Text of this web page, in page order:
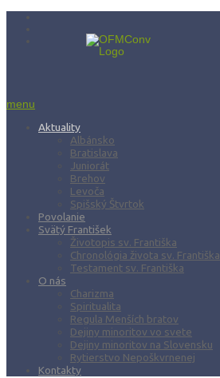
menu
Aktuality
Albánsko
Bratislava
Juniorát
Brehov
Levoča
Spišský Štvrtok
Povolanie
Svätý František
Životopis sv. Františka
Chronológia života sv. Františka
Testament sv. Františka
O nás
Charizma
Spiritualita
Regula Menších bratov
Dejiny minoritov vo svete
Dejiny minoritov na Slovensku
Rytierstvo Nepoškvrnenej
Kontakty